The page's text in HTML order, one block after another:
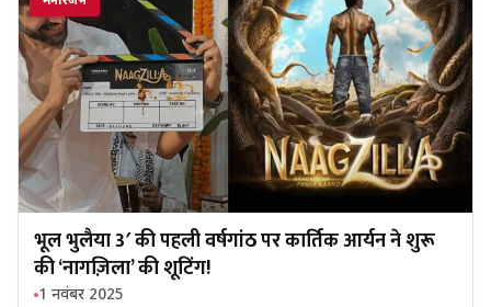
भूल भुलैया 3′ की पहली वर्षगांठ पर कार्तिक आर्यन ने शुरू
की ‘नागज़िला’ की शूटिंग!
1 नवंबर 2025